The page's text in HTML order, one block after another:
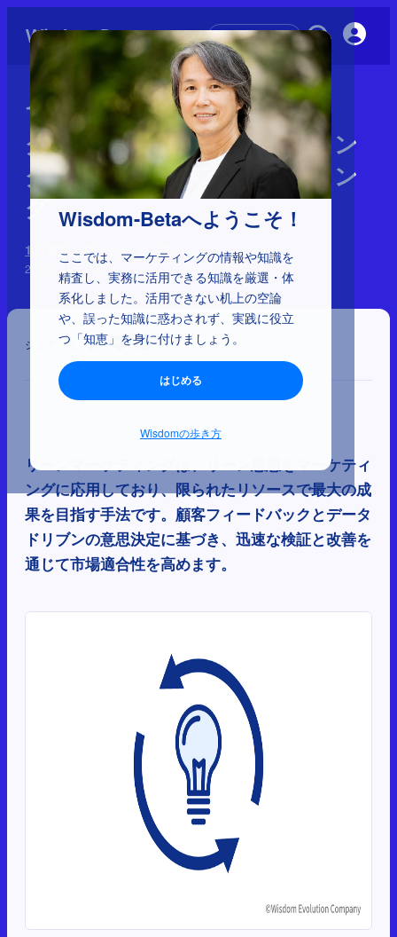
Wisdom-Betaへようこそ！
ここでは、マーケティングの情報や知識を
精査し、実務に活用できる知識を厳選・体
系化しました。活用できない机上の空論
や、誤った知識に惑わされず、実践に役立
つ「知恵」を身に付けましょう。
はじめる
Wisdomの歩き方
初めての方へ
1-1-42：リーンマーケティン
グ、リスティングマーケティン
グ、リテンションマーケティン
グ
114種類のマーケティング
2025年11月12日
シェア
リーンマーケティングは、リーン思想をマーケティ
ングに応用しており、限られたリソースで最大の成
果を目指す手法です。顧客フィードバックとデータ
ドリブンの意思決定に基づき、迅速な検証と改善を
通じて市場適合性を高めます。